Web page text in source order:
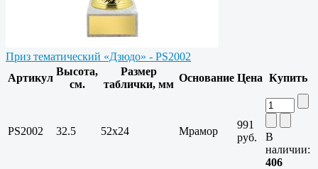
Приз тематический «Дзюдо» - PS2002
Артикул
Высота,
см.
Размер
таблички, мм
Основание Цена Купить
PS2002 32.5 52x24 Мрамор
991
руб.
В
наличии:
406